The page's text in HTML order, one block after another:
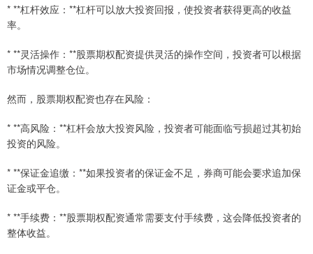
* **杠杆效应：**杠杆可以放大投资回报，使投资者获得更高的收益
率。
* **灵活操作：**股票期权配资提供灵活的操作空间，投资者可以根据
市场情况调整仓位。
然而，股票期权配资也存在风险：
* **高风险：**杠杆会放大投资风险，投资者可能面临亏损超过其初始
投资的风险。
* **保证金追缴：**如果投资者的保证金不足，券商可能会要求追加保
证金或平仓。
* **手续费：**股票期权配资通常需要支付手续费，这会降低投资者的
整体收益。